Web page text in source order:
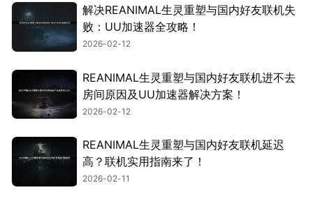
解决REANIMAL生灵重塑与国内好友联机失
败：UU加速器全攻略！
2026-02-12
REANIMAL生灵重塑与国内好友联机进不去
房间原因及UU加速器解决方案！
2026-02-12
REANIMAL生灵重塑与国内好友联机延迟
高？联机实用指南来了！
2026-02-11